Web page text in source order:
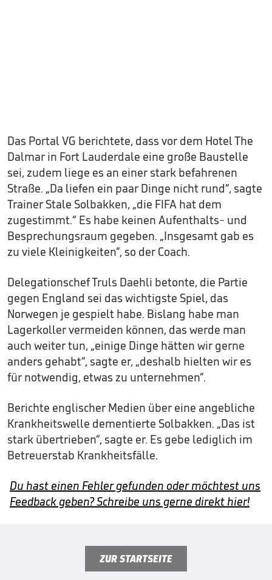
Das Portal VG berichtete, dass vor dem Hotel The
Dalmar in Fort Lauderdale eine große Baustelle
sei, zudem liege es an einer stark befahrenen
Straße. „Da liefen ein paar Dinge nicht rund“, sagte
Trainer Stale Solbakken, „die FIFA hat dem
zugestimmt.“ Es habe keinen Aufenthalts- und
Besprechungsraum gegeben. „Insgesamt gab es
zu viele Kleinigkeiten“, so der Coach.
Delegationschef Truls Daehli betonte, die Partie
gegen England sei das wichtigste Spiel, das
Norwegen je gespielt habe. Bislang habe man
Lagerkoller vermeiden können, das werde man
auch weiter tun, „einige Dinge hätten wir gerne
anders gehabt“, sagte er, „deshalb hielten wir es
für notwendig, etwas zu unternehmen“.
Berichte englischer Medien über eine angebliche
Krankheitswelle dementierte Solbakken. „Das ist
stark übertrieben“, sagte er. Es gebe lediglich im
Betreuerstab Krankheitsfälle.
Du hast einen Fehler gefunden oder möchtest uns
Feedback geben? Schreibe uns gerne direkt hier!
ZUR STARTSEITE